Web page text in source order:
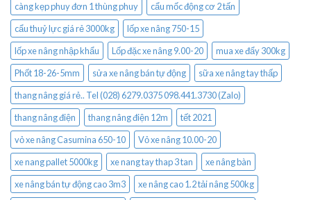
càng kẹp phuy đơn 1 thùng phuy
cẩu mốc động cơ 2 tấn
cẩu thuỷ lực giá rẻ 3000kg
lốp xe nâng 750-15
lốp xe nâng nhập khẩu
Lốp đặc xe nâng 9.00-20
mua xe đẩy 300kg
Phốt 18-26-5mm
sửa xe nâng bán tự động
sữa xe nâng tay thấp
thang nâng giá rẻ.. Tel (028) 6279.0375 098.441.3730 (Zalo)
thang nâng điện
thang nâng điện 12m
tết 2021
vỏ xe nâng Casumina 650-10
Vỏ xe nâng 10.00-20
xe nang pallet 5000kg
xe nang tay thap 3 tan
xe nâng bàn
xe nâng bán tự động cao 3m3
xe nâng cao 1.2 tải nâng 500kg